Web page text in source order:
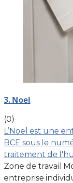
3. Noel
(0)
L’Noel est une
BCE sous le
traitement de
Zone de travail
entreprise